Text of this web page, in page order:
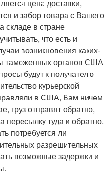
цена доставки,
и забор товара с Вашего
складе в стране
что есть и
возникновения каких-
таможенных органов США
будут к получателю
курьерской
в США, Вам ничем
груз отправят обратно,
пересылку туда и обратно.
потребуется ли
разрешительных
возможные задержки и